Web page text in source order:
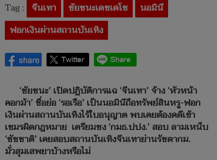
Tag : จีนเทา ชัยชนะเดชเดโช
นอมินี
ฟอกเงินผ่านสถานบันเทิง
‘ชัยชนะ’ เปิดปฏิบัติการแฉ ‘จีนเทา’ จ้าง ‘หัวหน้า
คอกม้า’ ชื่อย่อ ‘รอเรือ’ เป็นนอมินีถือทรัพย์สินหรู-ฟอก
เงินผ่านสถานบันเทิงไร้ใบอนุญาต พบเคยต้องคดีเข้า
เขมรผิดกฎหมาย เตรียมชง ‘กมธ.ปปง.’ สอบ ลามเหน็บ
‘ชัชชาติ’ เคยสอบสถานบันเทิงจีนเทาย่านรัชดากม.
มั่วสุมเสพยาบ้างหรือไม่